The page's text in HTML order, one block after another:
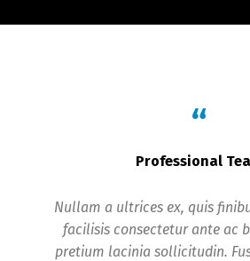
“
Professional
Nullam a ultrices ex, quis
facilisis consectetur ante ac
pretium lacinia sollicitudin.